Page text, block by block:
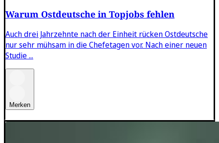
Warum Ostdeutsche in Topjobs fehlen
Auch drei Jahrzehnte nach der Einheit rücken Ostdeutsche
nur sehr mühsam in die Chefetagen vor. Nach einer neuen
Studie ...
Merken